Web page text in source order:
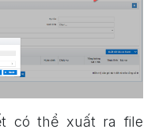
có thể xuất ra file